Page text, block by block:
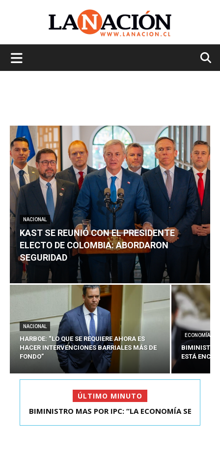
NACIONAL
KAST SE REUNIÓ CON EL PRESIDENTE
ELECTO DE COLOMBIA: ABORDARON
SEGURIDAD
NACIONAL
HARBOE: “LO QUE SE REQUIERE AHORA ES
HACER INTERVENCIONES BARRIALES MÁS DE
FONDO”
ECONOMÍA
BIMINISTRO
ESTÁ
ÚLTIMO MINUTO
KAST SE REUNIÓ CON EL PRESIDENTE ELECTO DE
BIMINISTRO MAS POR IPC: “LA ECONOMÍA SE